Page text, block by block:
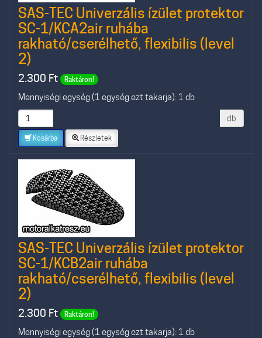
SAS-TEC Univerzális ízület protektor
SC-1/KCA2air ruhába
rakható/cserélhető, flexibilis (level
2)
2.300 Ft Raktáron!
Mennyiségi egység (1 egység ezt takarja): 1 db
db
Kosárba Részletek
SAS-TEC Univerzális ízület protektor
SC-1/KCB2air ruhába
rakható/cserélhető, flexibilis (level
2)
2.300 Ft Raktáron!
Mennyiségi egység (1 egység ezt takarja): 1 db